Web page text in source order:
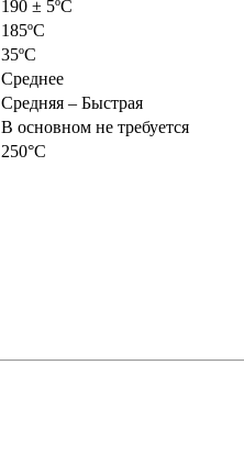
190 ± 5ºC
185ºC
35ºC
Среднее
Средняя – Быстрая
В основном не требуется
250°С